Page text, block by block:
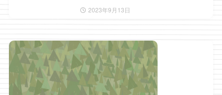
2023年9月13日